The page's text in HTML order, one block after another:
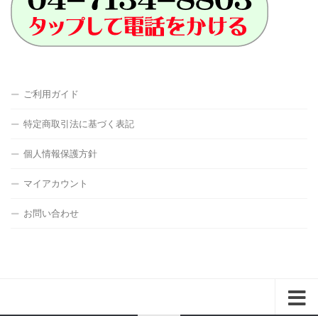
ご利用ガイド
特定商取引法に基づく表記
個人情報保護方針
マイアカウント
お問い合わせ